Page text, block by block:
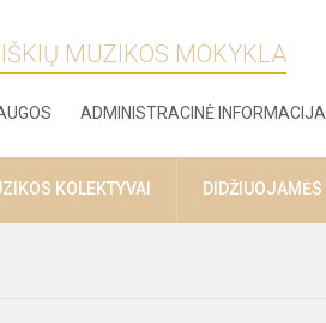
MUZIKOS MOKYKLA
ADMINISTRACINĖ INFORMACIJA
KOLEKTYVAI DIDŽIUOJAMĖS